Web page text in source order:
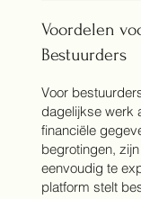
Voordelen
Bestuurders
Voor
dagelijkse werk
financiële
begrotingen,
eenvoudig te
platform stelt